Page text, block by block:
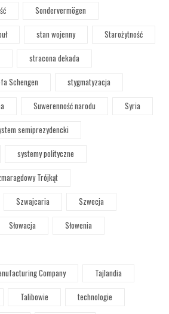
Sondervermögen
stan wojenny
Starożytność
stracona dekada
Schengen
stygmatyzacja
Suwerenność narodu
Syria
semiprezydencki
systemy polityczne
Trójkąt
Szwajcaria
Szwecja
Słowacja
Słowenia
Company
Tajlandia
Talibowie
technologie